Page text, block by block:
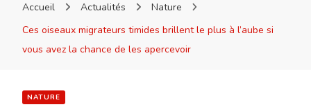
Accueil Actualités
Nature
Ces oiseaux migrateurs timides brillent le plus à l’aube si
vous avez la chance de les apercevoir
NATURE